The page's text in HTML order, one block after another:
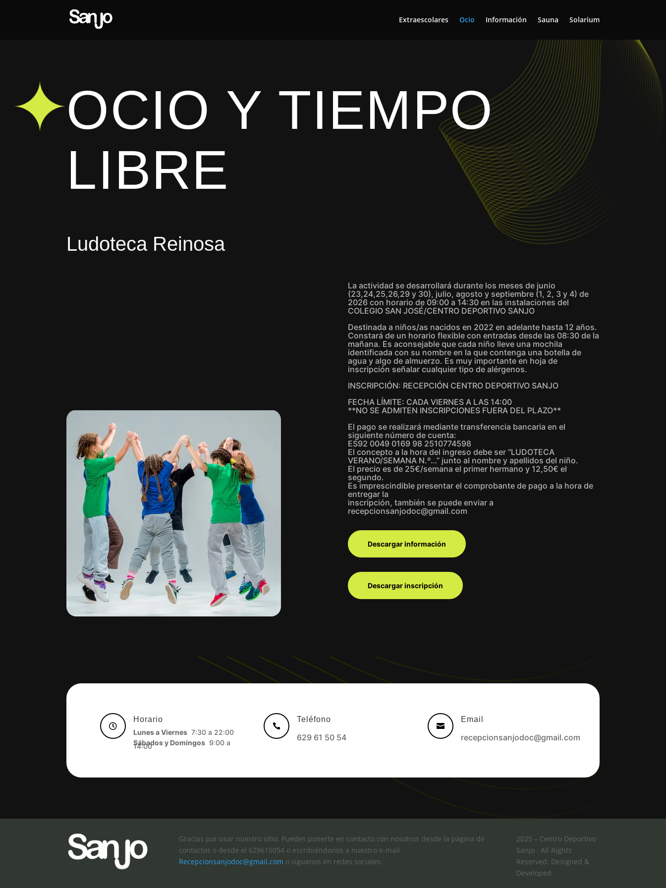
Extraescolares Ocio Información Sauna Solarium
OCIO Y TIEMPO
LIBRE
Ludoteca Reinosa
La actividad se desarrollará durante los meses de junio
(23,24,25,26,29 y 30), julio, agosto y septiembre (1, 2, 3 y 4) de
2026 con horario de 09:00 a 14:30 en las instalaciones del
COLEGIO SAN JOSÉ/CENTRO DEPORTIVO SANJO
Destinada a niños/as nacidos en 2022 en adelante hasta 12 años.
Constará de un horario flexible con entradas desde las 08:30 de la
mañana. Es aconsejable que cada niño lleve una mochila
identificada con su nombre en la que contenga una botella de
agua y algo de almuerzo. Es muy importante en hoja de
inscripción señalar cualquier tipo de alérgenos.
INSCRIPCIÓN: RECEPCIÓN CENTRO DEPORTIVO SANJO
FECHA LÍMITE: CADA VIERNES A LAS 14:00
**NO SE ADMITEN INSCRIPCIONES FUERA DEL PLAZO**
El pago se realizará mediante transferencia bancaria en el
siguiente número de cuenta:
ES92 0049 0169 98 2510774598
El concepto a la hora del ingreso debe ser “LUDOTECA
VERANO/SEMANA N.º…” junto al nombre y apellidos del niño.
El precio es de 25€/semana el primer hermano y 12,50€ el
segundo.
Es imprescindible presentar el comprobante de pago a la hora de
entregar la
inscripción, también se puede enviar a
recepcionsanjodoc@gmail.com
Descargar información
Descargar inscripción

Horario
Lunes a Viernes7:30 a 22:00
Sábados y Domingos9:00 a
14:00

Teléfono
629 61 50 54

Email
recepcionsanjodoc@gmail.com
Gracias por usar nuestro sitio. Puedes ponerte en contacto con nosotros desde la página de
contactos o desde el 629615054 o escribiéndonos a nuestro e-mail
Recepcionsanjodoc@gmail.com o siguenos en redes sociales.
2025 – Centro Deportivo
Sanjo . All Rights
Reserved. Designed &
Developed